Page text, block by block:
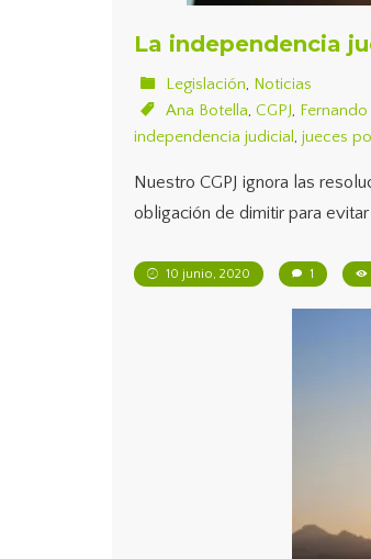
La independencia
Legislación, Noticias
Ana Botella, CGPJ,
independencia judicial , jueces
Nuestro CGPJ ignora las
obligación de dimitir para
10 junio, 2020 1